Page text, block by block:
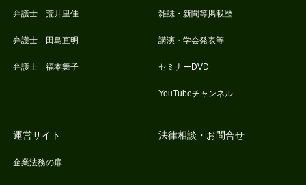
弁護士 荒井里佳
弁護士 田島直明
弁護士 福本舞子
雑誌・新聞等掲載歴
講演・学会発表等
セミナーDVD
YouTubeチャンネル
運営サイト
企業法務の扉
法律相談・お問合せ